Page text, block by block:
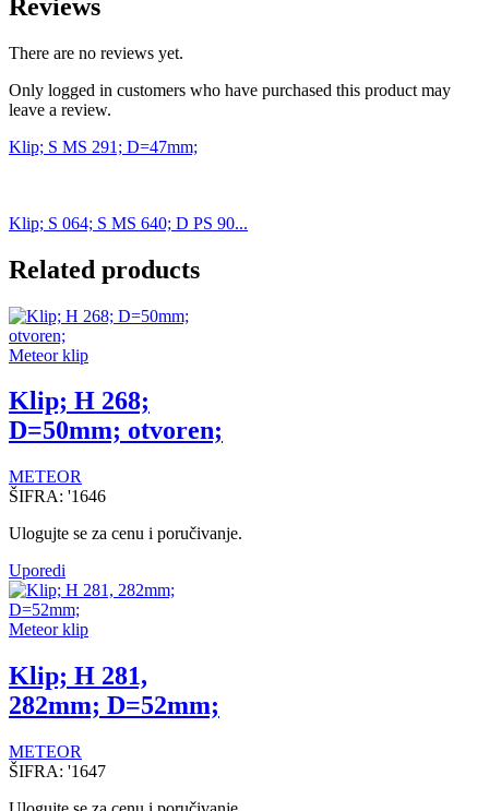
Reviews
There are no reviews yet.
Only logged in customers who have purchased this product may
leave a review.
Klip; S MS 291; D=47mm;
Klip; S 064; S MS 640; D PS 90...
Related products
Meteor klip
Klip; H 268;
D=50mm; otvoren;
METEOR
ŠIFRA: '1646
Ulogujte se za cenu i poručivanje.
Uporedi
Meteor klip
Klip; H 281,
282mm; D=52mm;
METEOR
ŠIFRA: '1647